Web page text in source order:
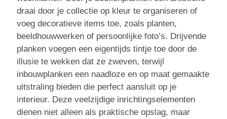
draai door je collectie op kleur te organiseren of
voeg decoratieve items toe, zoals planten,
beeldhouwwerken of persoonlijke foto’s. Drijvende
planken voegen een eigentijds tintje toe door de
illusie te wekken dat ze zweven, terwijl
inbouwplanken een naadloze en op maat gemaakte
uitstraling bieden die perfect aansluit op je
interieur. Deze veelzijdige inrichtingselementen
dienen niet alleen als praktische opslag, maar